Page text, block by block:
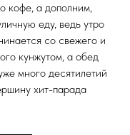
кофе, а дополним,
еду, ведь утро
со свежего и
кунжутом, а обед
много десятилетий
хит-парада